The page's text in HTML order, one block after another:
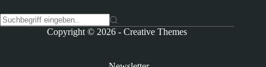
Copyright © 2026 -Creative Themes